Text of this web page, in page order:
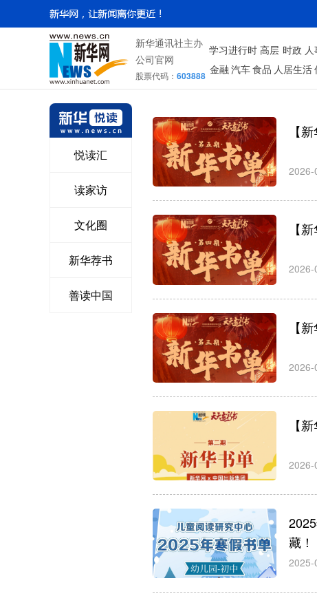
新华通讯社主办
公司官网
股票代码： 603888
学习进行时 高层 时政
金融 汽车食品 人居生活
悦读汇
读家访
文化圈
新华荐书
善读中国
【
2026-
【
2026-
【
2026-
【
2026-
藏！
2025-
机械工业出
版社党委书
记 董事长
总经理
李红强
中国美术出
版总社执行
董事（社
长）、党委